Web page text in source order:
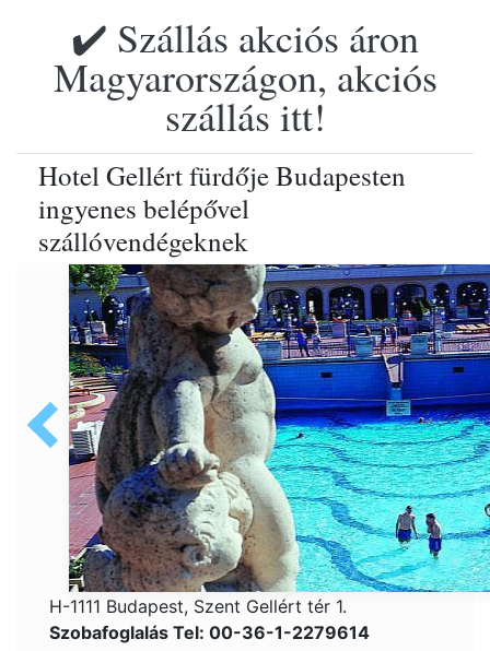
✔️ Szállás akciós áron
Magyarországon, akciós
szállás itt!
Hotel Gellért fürdője Budapesten
ingyenes belépővel
szállóvendégeknek
H-1111 Budapest, Szent Gellért tér 1.
Szobafoglalás Tel: 00-36-1-2279614